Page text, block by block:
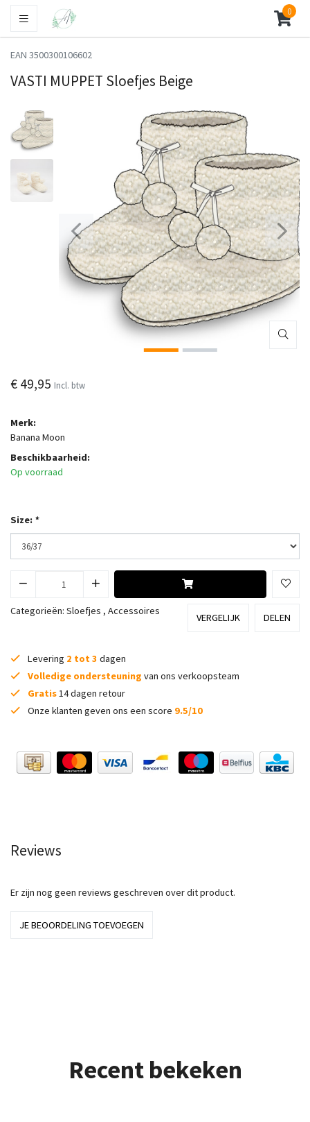
0
EAN 3500300106602
VASTI MUPPET Sloefjes Beige
€ 49,95 Incl. btw
Merk:
Banana Moon
Beschikbaarheid:
Op voorraad
Size: *
Categorieën: Sloefjes , Accessoires
VERGELIJK DELEN
Levering 2 tot 3 dagen
Volledige ondersteuning van ons verkoopsteam
Gratis14 dagen retour
Onze klanten geven ons een score 9.5/10
Reviews
Er zijn nog geen reviews geschreven over dit product.
JE BEOORDELING TOEVOEGEN
Recent bekeken